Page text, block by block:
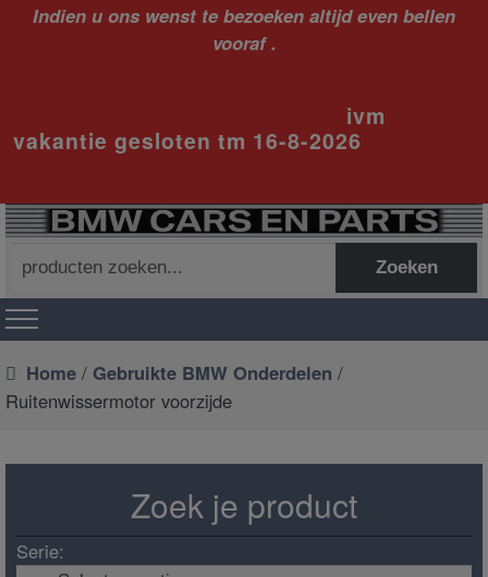
Indien u ons wenst te bezoeken altijd even bellen
vooraf .
ivm
vakantie gesloten tm 16-8-2026
naar:
Zoeken
Home / Gebruikte BMW Onderdelen /
Ruitenwissermotor voorzijde
Zoek je product
Serie: